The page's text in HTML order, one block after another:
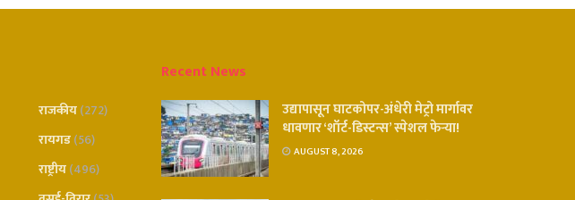
राजकीय(272)
रायगड(56)
राष्ट्रीय(496)
Recent News
उद्यापासून घाटकोपर-अंधेरी मेट्रो मार्गावर
धावणार ‘शॉर्ट-डिस्टन्स’ स्पेशल फेऱ्या!
AUGUST 8, 2026